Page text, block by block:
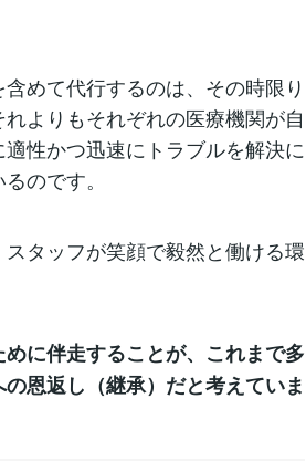
めて代行するのは、その時限り
よりもそれぞれの医療機関が自
性かつ迅速にトラブルを解決に
のです。
タッフが笑顔で毅然と働ける環
に伴走することが、これまで多
恩返し（継承）だと考えていま